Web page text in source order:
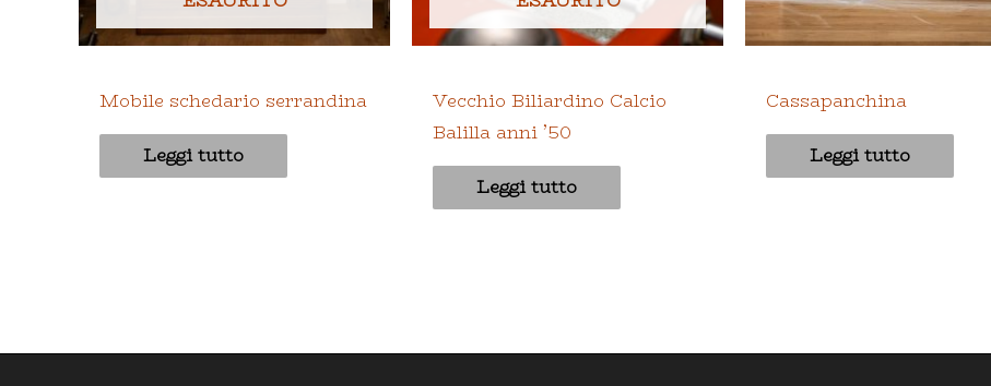
Mobile schedario serrandina
Leggi tutto
Vecchio Biliardino Calcio
Balilla anni ’50
Leggi tutto
Cassapanchina
Leggi tutto